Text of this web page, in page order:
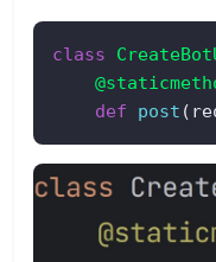
class
def
post (